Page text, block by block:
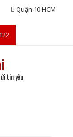
Quận 10 HCM
tin yêu